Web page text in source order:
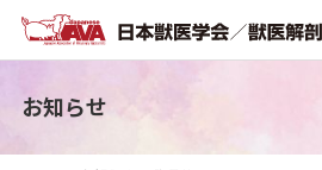
お知らせ